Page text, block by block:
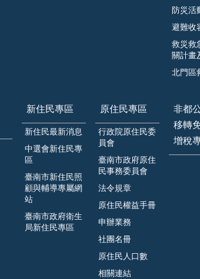
防災活
避難收
救災救
關計畫
北門區
新住民專區
新住民最新消息
中選會新住民專
區
臺南市新住民照
顧與輔導專屬網
站
臺南市政府衛生
局新住民專區
原住民專區
行政院原住民委
員會
臺南市政府原住
民事務委員會
法令規章
原住民權益手冊
申辦業務
社團名冊
原住民人口數
相關連結
非都
移轉
增稅